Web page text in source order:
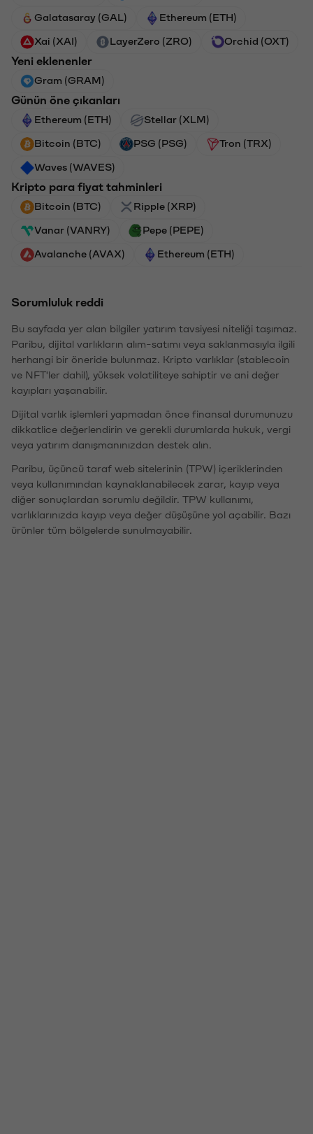
Galatasaray (GAL) Ethereum (ETH)
Xai (XAI) LayerZero (ZRO) Orchid (OXT)
Yeni eklenenler
Gram (GRAM)
Günün öne çıkanları
Ethereum (ETH) Stellar (XLM)
Bitcoin (BTC) PSG (PSG) Tron (TRX)
Waves (WAVES)
Kripto para fiyat tahminleri
Bitcoin (BTC) Ripple (XRP)
Vanar (VANRY) Pepe (PEPE)
Avalanche (AVAX) Ethereum (ETH)
Sorumluluk reddi
Bu sayfada yer alan bilgiler yatırım tavsiyesi niteliği taşımaz.
Paribu, dijital varlıkların alım-satımı veya saklanmasıyla ilgili
herhangi bir öneride bulunmaz. Kripto varlıklar (stablecoin
ve NFT'ler dahil), yüksek volatiliteye sahiptir ve ani değer
kayıpları yaşanabilir.
Dijital varlık işlemleri yapmadan önce finansal durumunuzu
dikkatlice değerlendirin ve gerekli durumlarda hukuk, vergi
veya yatırım danışmanınızdan destek alın.
Paribu, üçüncü taraf web sitelerinin (TPW) içeriklerinden
veya kullanımından kaynaklanabilecek zarar, kayıp veya
diğer sonuçlardan sorumlu değildir. TPW kullanımı,
varlıklarınızda kayıp veya değer düşüşüne yol açabilir. Bazı
ürünler tüm bölgelerde sunulmayabilir.